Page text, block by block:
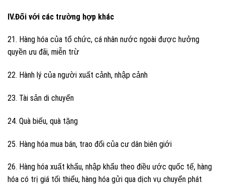
IV.Đối với các trường hợp khác
21. Hàng hóa của tổ chức, cá nhân nước ngoài được hưởng
quyền ưu đãi, miễn trừ
22. Hành lý của người xuất cảnh, nhập cảnh
23. Tài sản di chuyển
24. Quà biếu, quà tặng
25. Hàng hóa mua bán, trao đổi của cư dân biên giới
26. Hàng hóa xuất khẩu, nhập khẩu theo điều ước quốc tế, hàng
hóa có trị giá tối thiểu, hàng hóa gửi qua dịch vụ chuyển phát